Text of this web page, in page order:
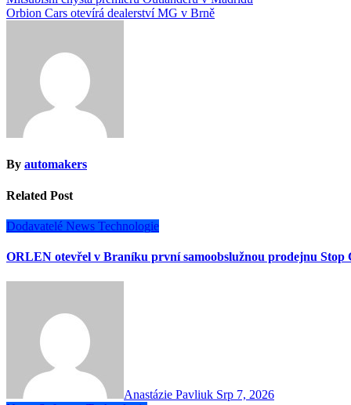
pro
Orbion Cars otevírá dealerství MG v Brně
By automakers
Related Post
Dodavatelé News Technologie
ORLEN otevřel v Braníku první samoobslužnou prodejnu Stop
Anastázie Pavliuk Srp 7, 2026